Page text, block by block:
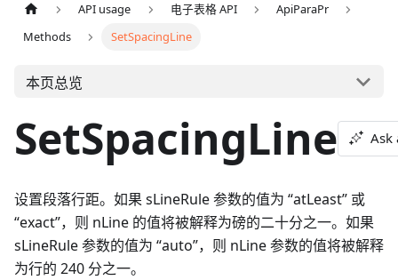
API usage 电子表格 API
ApiParaPr
Methods
SetSpacingLine
本页总览
SetSpacingLine Ask
设置段落行距。如果 sLineRule 参数的值为 “atLeast” 或
“exact”，则 nLine 的值将被解释为磅的二十分之一。如果
sLineRule 参数的值为 “auto”，则 nLine 参数的值将被解释
为行的 240 分之一。